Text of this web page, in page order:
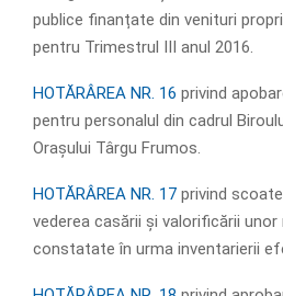
publice finanțate din venituri
pentru Trimestrul III anul 2016.
HOTĂRÂREA NR. 16 privind
pentru personalul din cadrul
Orașului Târgu Frumos.
HOTĂRÂREA NR. 17 privind
vederea casării și valorificării
constatate în urma inventarierii